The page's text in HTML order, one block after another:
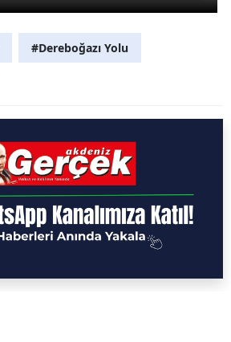
#Dereboğazı Yolu